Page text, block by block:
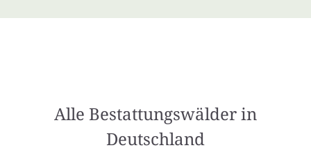
Alle Bestattungswälder in
Deutschland